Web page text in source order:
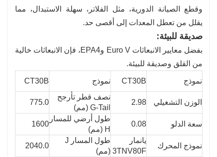
وقطع الصيانة الدورية، مثل الفلاتر، سهلة الاستبدال، مما
يقلل من تعطل المعدات إلى أقصى حد.
صديقة للبيئة:
بفضل معايير الانبعاثات Euro V وEPA4، فإن الانبعاثات خالية
من القلق وصديقة للبيئة.
نموذج CT30B نموذج CT30B
الوزن التشغيلي 2.98
نصف قطر تأرجح
G-Tail (مم)
775.0
سعة الدلو 0.08
طول أرضي للمسار
H (مم)
1600
نموذج المحرك
يانمار
3TNV80F
طول المسار J
(مم)
2040.0